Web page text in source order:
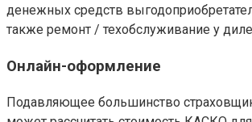
денежных средств
также ремонт / техобслуживание у
Онлайн-оформление
Подавляющее большинство